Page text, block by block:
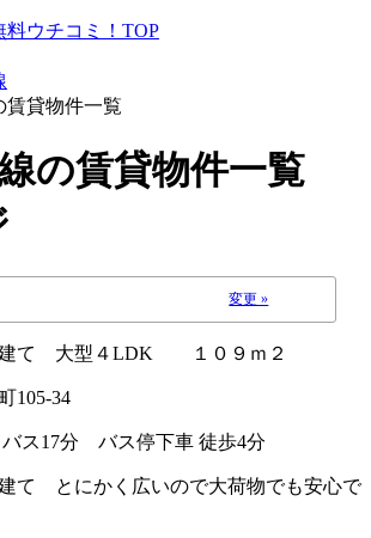
料ウチコミ！TOP
賃貸物件一覧
の賃貸物件一覧
変更 »
て 大型４LDK １０９ｍ２
105-34
ス17分 バス停下車 徒歩4分
て とにかく広いので大荷物でも安心で